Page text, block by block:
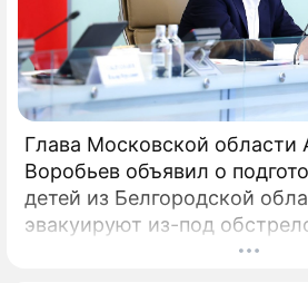
Глава Московской области
Воробьев объявил о
детей из Белгородской
эвакуируют из-под
говорится в сообщении,